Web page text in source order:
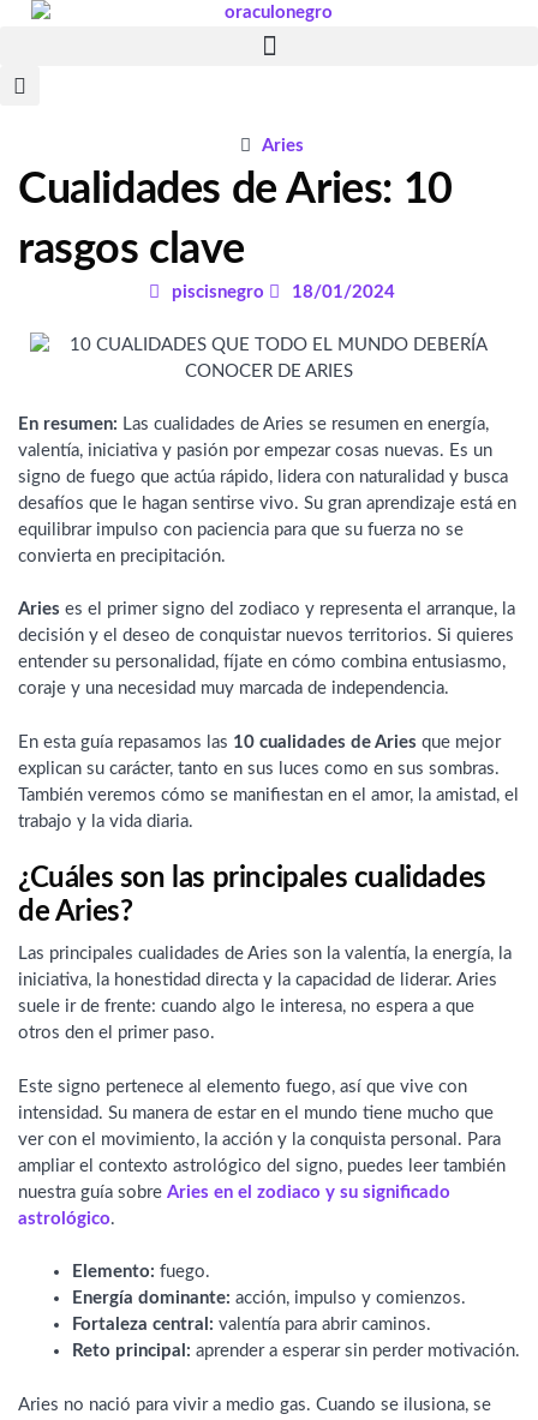
Aries
Cualidades de Aries: 10
rasgos clave
piscisnegro 18/01/2024
En resumen: Las cualidades de Aries se resumen en energía,
valentía, iniciativa y pasión por empezar cosas nuevas. Es un
signo de fuego que actúa rápido, lidera con naturalidad y busca
desafíos que le hagan sentirse vivo. Su gran aprendizaje está en
equilibrar impulso con paciencia para que su fuerza no se
convierta en precipitación.
Aries es el primer signo del zodiaco y representa el arranque, la
decisión y el deseo de conquistar nuevos territorios. Si quieres
entender su personalidad, fíjate en cómo combina entusiasmo,
coraje y una necesidad muy marcada de independencia.
En esta guía repasamos las 10 cualidades de Aries que mejor
explican su carácter, tanto en sus luces como en sus sombras.
También veremos cómo se manifiestan en el amor, la amistad, el
trabajo y la vida diaria.
¿Cuáles son las principales cualidades
de Aries?
Las principales cualidades de Aries son la valentía, la energía, la
iniciativa, la honestidad directa y la capacidad de liderar. Aries
suele ir de frente: cuando algo le interesa, no espera a que
otros den el primer paso.
Este signo pertenece al elemento fuego, así que vive con
intensidad. Su manera de estar en el mundo tiene mucho que
ver con el movimiento, la acción y la conquista personal. Para
ampliar el contexto astrológico del signo, puedes leer también
nuestra guía sobre Aries en el zodiaco y su significado
astrológico.
Elemento: fuego.
Energía dominante: acción, impulso y comienzos.
Fortaleza central: valentía para abrir caminos.
Reto principal: aprender a esperar sin perder motivación.
Aries no nació para vivir a medio gas. Cuando se ilusiona, se